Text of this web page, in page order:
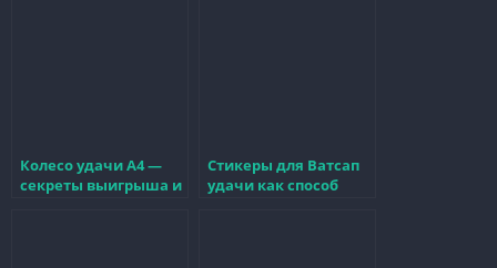
Колесо удачи А4 —
секреты выигрыша и
Стикеры для Ватсап
удачи как способ